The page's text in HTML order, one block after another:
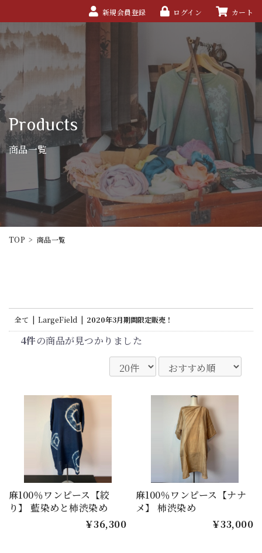
新規会員登録 ログイン カート
Products
商品一覧
TOP > 商品一覧
全て | LargeField | 2020年3月期間限定販売！
4件の商品が見つかりました
麻100％ワンピース【絞
り】 藍染めと柿渋染め
￥36,300
麻100％ワンピース【ナナ
メ】 柿渋染め
￥33,000